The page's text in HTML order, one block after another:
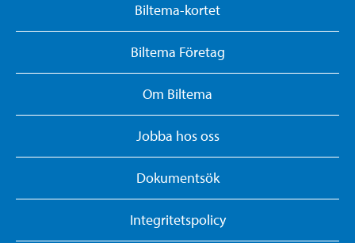
Biltema-kortet
Biltema Företag
Om Biltema
Jobba hos oss
Dokumentsök
Integritetspolicy